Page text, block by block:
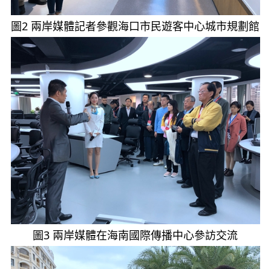
圖2 兩岸媒體記者參觀海口市民遊客中心城市規劃館
圖3 兩岸媒體在海南國際傳播中心參訪交流